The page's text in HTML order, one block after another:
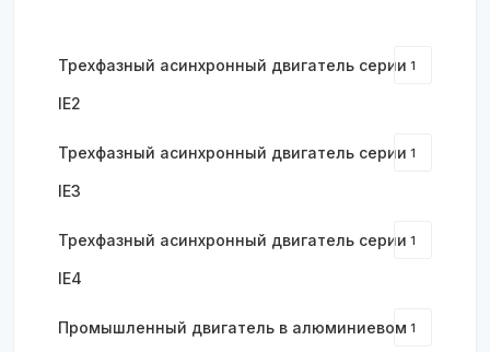
Трехфазный асинхронный двигатель серии
IE2
1
Трехфазный асинхронный двигатель серии
IE3
1
Трехфазный асинхронный двигатель серии
IE4
1
Промышленный двигатель в алюминиевом 1